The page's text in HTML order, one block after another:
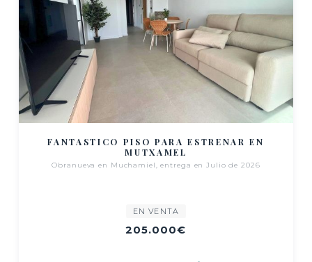
FANTASTICO PISO PARA ESTRENAR EN
MUTXAMEL
Obranueva en Muchamiel, entrega en Julio de 2026
EN VENTA
205.000€